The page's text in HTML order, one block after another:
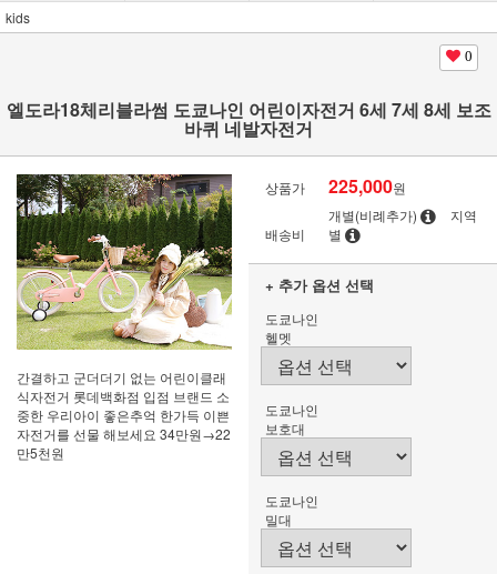
kids
0
엘도라18체리블라썸 도쿄나인 어린이자전거 6세 7세 8세 보조
바퀴 네발자전거
간결하고 군더더기 없는 어린이클래
식자전거 롯데백화점 입점 브랜드 소
중한 우리아이 좋은추억 한가득 이쁜
자전거를 선물 해보세요 34만원→22
만5천원
상품가 225,000원
배송비
개별(비례추가)
지역
별
+ 추가 옵션 선택
도쿄나인
헬멧
도쿄나인
보호대
도쿄나인
밀대